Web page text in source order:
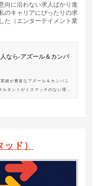
向に沿わない求人ばかり進
のキャリアにぴったりの求
た（エンターテイメント業
なら-アズール＆カンパ
績が豊富なアズール＆カンパニ
タントがミスマッチのない理想
ド）